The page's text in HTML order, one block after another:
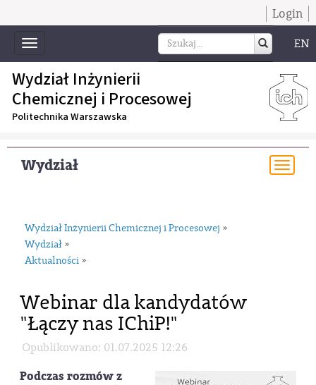
Login
Toggle
navigation
EN
Wydział Inżynierii
Chemicznej i Procesowej
Politechnika Warszawska
Wydział
Wydział Inżynierii Chemicznej i Procesowej »
Wydział »
Aktualności »
Webinar dla kandydatów
"Łączy nas IChiP!"
Opublikowano: 01.07.2025 12:26
Podczas rozmów z